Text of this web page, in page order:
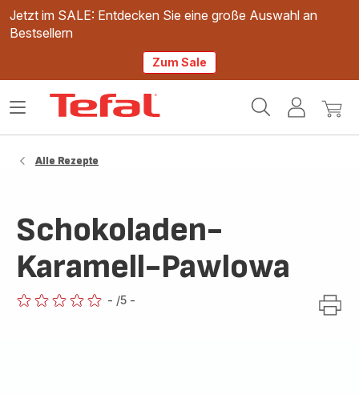
Jetzt im SALE: Entdecken Sie eine große Auswahl an
Bestsellern
Zum Sale
Mein
Mein
Das
Alle Rezepte
Schokoladen-
Karamell-Pawlowa
- /5 -